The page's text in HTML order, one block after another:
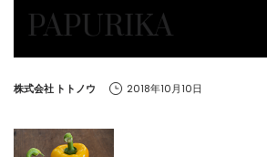
PAPURIKA
by
株式会社 トトノウ 2018年10月10日